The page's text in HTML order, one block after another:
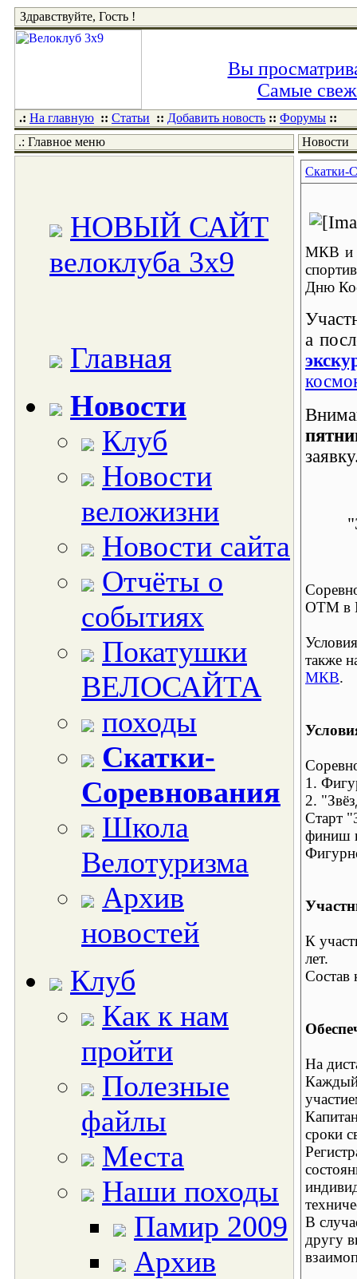
Здравствуйте, Гость !
Вы
Самые
.: На главную :: Статьи :: Добавить новость :: Форумы ::
.: Главное меню
НОВЫЙ САЙТ
велоклуба 3x9
Главная
Новости
Клуб
Новости
веложизни
Новости сайта
Отчёты о
событиях
Покатушки
ВЕЛОСАЙТА
походы
Скатки-
Соревнования
Школа
Велотуризма
Архив
новостей
Клуб
Как к нам
пройти
Полезные
файлы
Места
Наши походы
Памир 2009
Архив
Новости
Скатки-
МКВ и
Дню
а
ОТМ в
также
МКВ.
1.
2.
Старт
финиш
К
лет.
Состав
На
Каждый
сроки
В
другу